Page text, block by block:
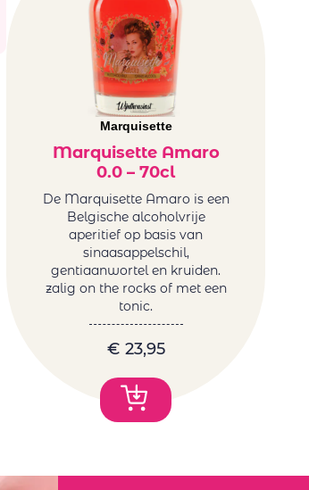
Marquisette
Marquisette Amaro
0.0 – 70cl
De Marquisette Amaro is een
Belgische alcoholvrije
aperitief op basis van
sinaasappelschil,
gentiaanwortel en kruiden.
zalig on the rocks of met een
tonic.
€ 23,95